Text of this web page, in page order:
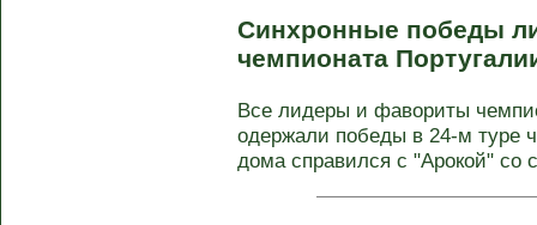
Синхронные победы
чемпионата
Все лидеры и фавориты
одержали победы в 24-м туре
дома справился с "Арокой" со